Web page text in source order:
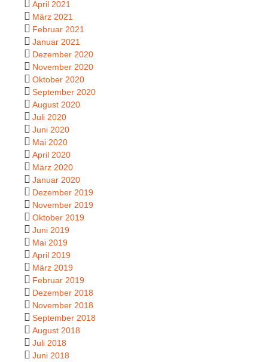
April 2021
März 2021
Februar 2021
Januar 2021
Dezember 2020
November 2020
Oktober 2020
September 2020
August 2020
Juli 2020
Juni 2020
Mai 2020
April 2020
März 2020
Januar 2020
Dezember 2019
November 2019
Oktober 2019
Juni 2019
Mai 2019
April 2019
März 2019
Februar 2019
Dezember 2018
November 2018
September 2018
August 2018
Juli 2018
Juni 2018